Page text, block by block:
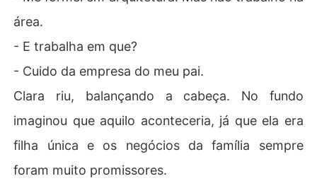
área.
- E trabalha em que?
- Cuido da empresa do meu pai.
Clara riu, balançando a cabeça. No fundo
imaginou que aquilo aconteceria, já que ela era
filha única e os negócios da família sempre
foram muito promissores.